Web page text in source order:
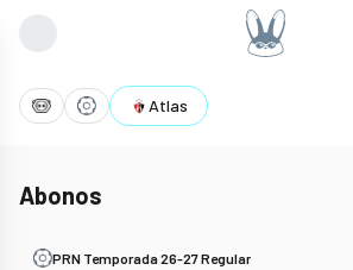
Atlas — Entradas y próximos eventos
Atlas
Abonos
PRN Temporada 26-27 Regular
Conseguí entradas para los próximos